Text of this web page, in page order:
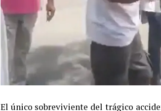
El único sobreviviente del trágico